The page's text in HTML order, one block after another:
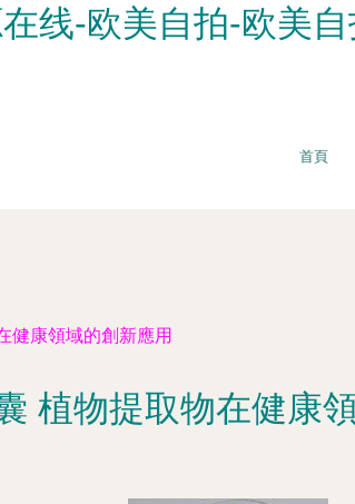
线-欧美自拍-欧美
首頁
健康領域的創新應用
植物提取物在健康